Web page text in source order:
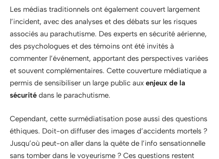
Les médias traditionnels ont également couvert largement
l’incident, avec des analyses et des débats sur les risques
associés au parachutisme. Des experts en sécurité aérienne,
des psychologues et des témoins ont été invités à
commenter l’événement, apportant des perspectives variées
et souvent complémentaires. Cette couverture médiatique a
permis de sensibiliser un large public aux enjeux de la
sécurité dans le parachutisme.
Cependant, cette surmédiatisation pose aussi des questions
éthiques. Doit-on diffuser des images d’accidents mortels ?
Jusqu’où peut-on aller dans la quête de l’info sensationnelle
sans tomber dans le voyeurisme ? Ces questions restent